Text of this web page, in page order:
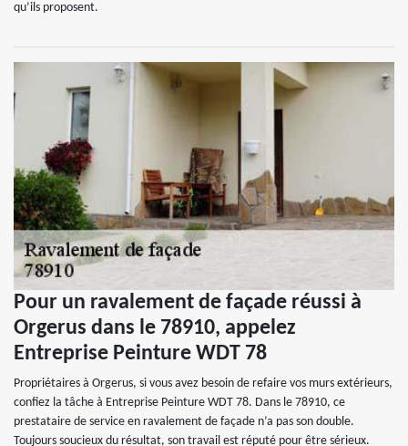
qu’ils proposent.
Pour un ravalement de façade réussi à
Orgerus dans le 78910, appelez
Entreprise Peinture WDT 78
Propriétaires à Orgerus, si vous avez besoin de refaire vos murs extérieurs,
confiez la tâche à Entreprise Peinture WDT 78. Dans le 78910, ce
prestataire de service en ravalement de façade n’a pas son double.
Toujours soucieux du résultat, son travail est réputé pour être sérieux.